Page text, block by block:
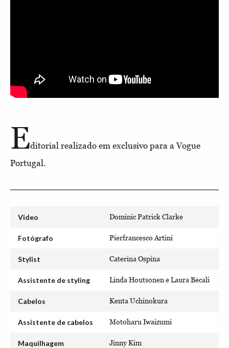
Editorial realizado em exclusivo para a Vogue
Portugal.
Video Dominic Patrick Clarke
Fotógrafo Pierfrancesco Artini
Stylist Caterina Ospina
Assistente de styling Linda Houtsonen e Laura Becali
Cabelos Kenta Uchinokura
Assistente de cabelos Motoharu Iwaizumi
Maquilhagem Jinny Kim